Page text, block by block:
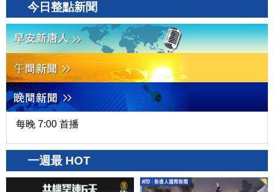
今日整點新聞
每晚 7:00 首播
一週最 HOT